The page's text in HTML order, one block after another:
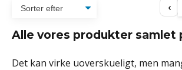
‹
Alle vores produkter samlet
Det kan virke uoverskueligt, men